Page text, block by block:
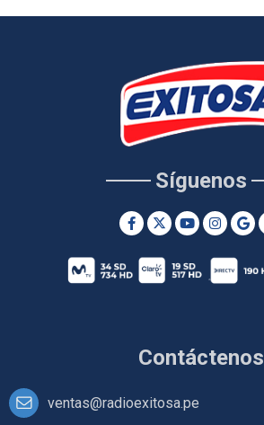
Contáctenos
ventas@radioexitosa.pe
Síguenos